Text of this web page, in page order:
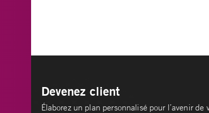
Devenez client
Élaborez un plan personnalisé pour l’avenir de